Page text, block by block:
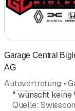
Garage Central
AG
* wünscht keine
Quelle: